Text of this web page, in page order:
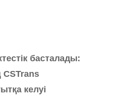
басталады:
CSTrans
келуі